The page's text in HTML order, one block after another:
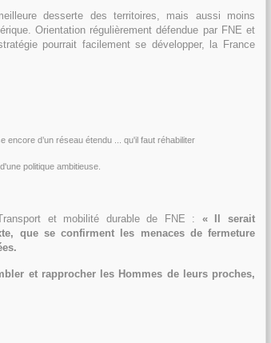
desserte des territoires, mais aussi moins
Orientation régulièrement défendue par FNE et
pourrait facilement se développer, la France
encore d’un réseau étendu ... qu'il faut réhabiliter
politique ambitieuse.
et mobilité durable de FNE : « Il serait
que se confirment les menaces de fermeture
et rapprocher les Hommes de leurs proches,